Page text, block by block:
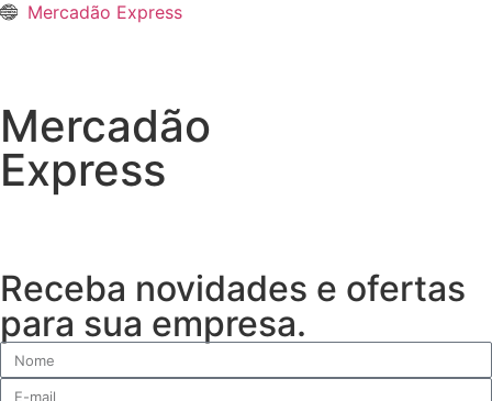
Mercadão Express
Mercadão
Express
Receba novidades e ofertas
para sua empresa.